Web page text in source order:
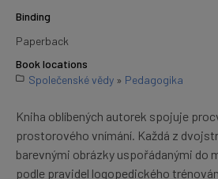
Binding
Paperback
Book locations
Společenské vědy » Pedagogika
Kniha oblíbených autorek spojuje
prostorového vnímání. Každá z
barevnými obrázky uspořádanými do
podle pravidel logopedického